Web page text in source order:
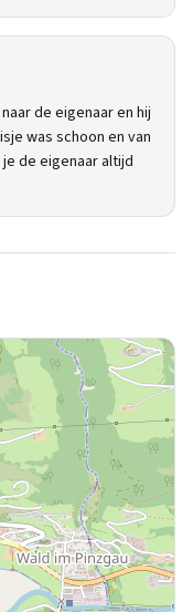
de eigenaar en hij
was schoon en van
de eigenaar altijd